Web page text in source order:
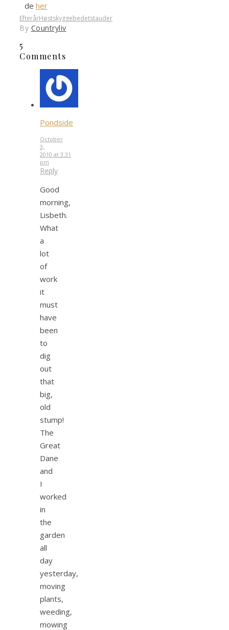
de her
EfterårHøstskyggebedetstauder
By Countryliv
5
Comments
Pondside
October
3,
2010 at 3:31
pm
Reply
Good
morning,
Lisbeth.
What
a
lot
of
work
it
must
have
been
to
dig
out
that
big,
old
stump!
The
Great
Dane
and
I
worked
in
the
garden
all
day
yesterday,
moving
plants,
weeding,
mowing